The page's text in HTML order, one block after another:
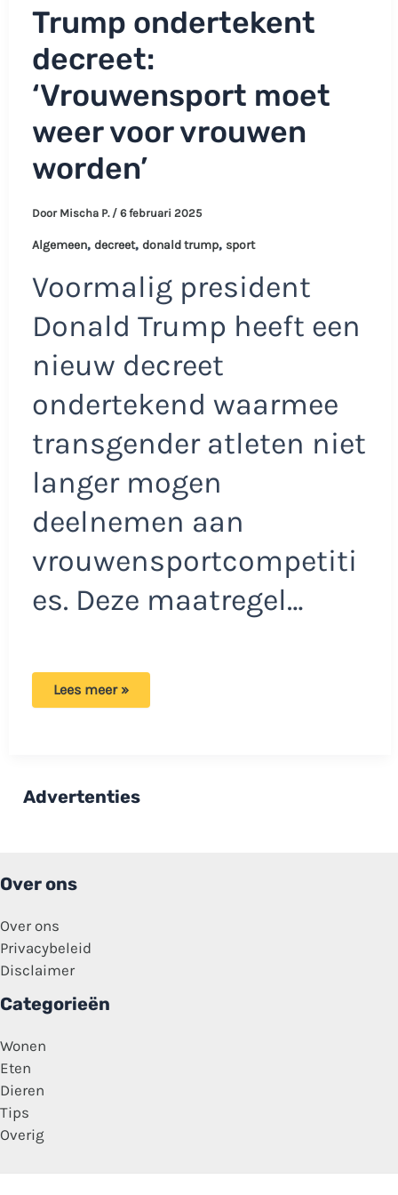
Trump ondertekent
decreet:
‘Vrouwensport moet
weer voor vrouwen
worden’
Door Mischa P. / 6 februari 2025
Algemeen, decreet, donald trump, sport
Voormalig president
Donald Trump heeft een
nieuw decreet
ondertekend waarmee
transgender atleten niet
langer mogen
deelnemen aan
vrouwensportcompetiti
es. Deze maatregel…
Trump
vrouwen
worden’
Lees meer »
Advertenties
Over ons
Over ons
Privacybeleid
Disclaimer
Categorieën
Wonen
Eten
Dieren
Tips
Overig